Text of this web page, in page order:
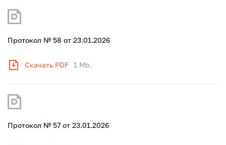
Протокол № 58 от 23.01.2026
Скачать PDF 1 Mb.
Протокол № 57 от 23.01.2026